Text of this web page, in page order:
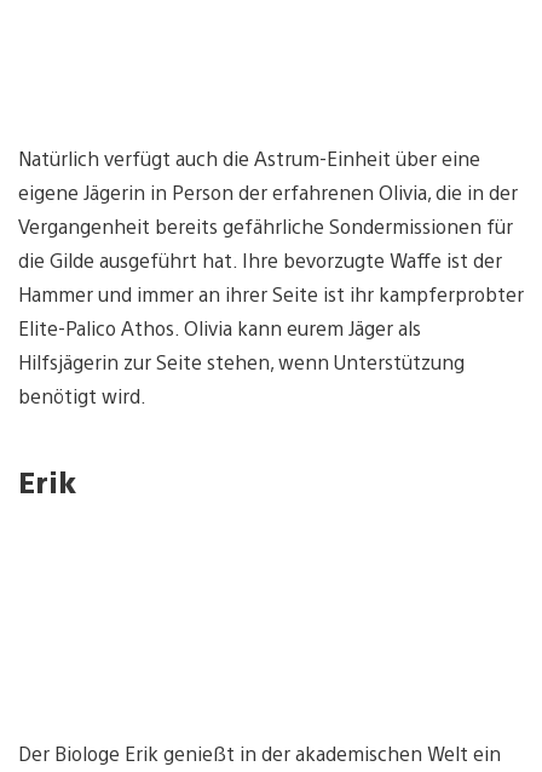
Natürlich verfügt auch die Astrum-Einheit über eine
eigene Jägerin in Person der erfahrenen Olivia, die in der
Vergangenheit bereits gefährliche Sondermissionen für
die Gilde ausgeführt hat. Ihre bevorzugte Waffe ist der
Hammer und immer an ihrer Seite ist ihr kampferprobter
Elite-Palico Athos. Olivia kann eurem Jäger als
Hilfsjägerin zur Seite stehen, wenn Unterstützung
benötigt wird.
Erik
Der Biologe Erik genießt in der akademischen Welt ein